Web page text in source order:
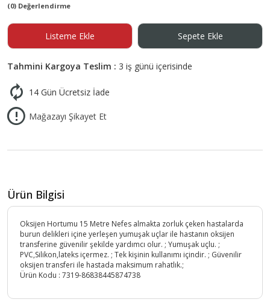
(0) Değerlendirme
Listeme Ekle Sepete Ekle
Tahmini Kargoya Teslim : 3 iş günü içerisinde
14 Gün Ücretsiz İade
Mağazayı Şikayet Et
Ürün Bilgisi
Oksijen Hortumu 15 Metre Nefes almakta zorluk çeken hastalarda
burun delikleri içine yerleşen yumuşak uçlar ile hastanın oksijen
transferine güvenilir şekilde yardımcı olur. ; Yumuşak uçlu. ;
PVC,Silikon,lateks içermez. ; Tek kişinin kullanımı içindir. ; Güvenilir
oksijen transferi ile hastada maksimum rahatlık.;
Ürün Kodu : 7319-86838445874738